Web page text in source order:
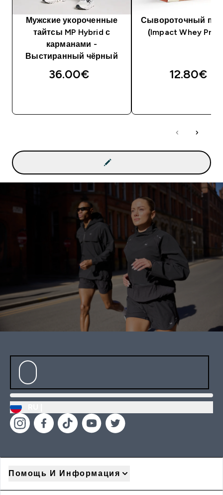
Мужские укороченные
тайтсы MP Hybrid с
карманами -
Выстиранный чёрный
36.00€‎
Сывороточный
(Impact Whey
12.80€‎
Помощь И Информация